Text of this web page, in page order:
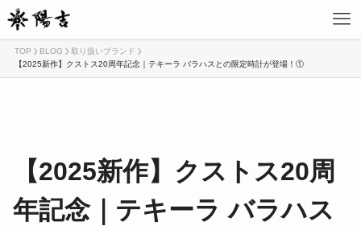
TOP BLOG
取り扱いブランド
【2025新作】クストス20周年記念｜テキーラ バラハスとの限定時計が登場！①
【2025新作】クストス20周
年記念｜テキーラ バラハス